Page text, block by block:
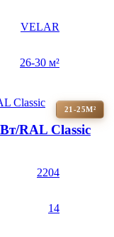
VELAR
26-30 м²
21-25М²
RAL Classic
2204
14